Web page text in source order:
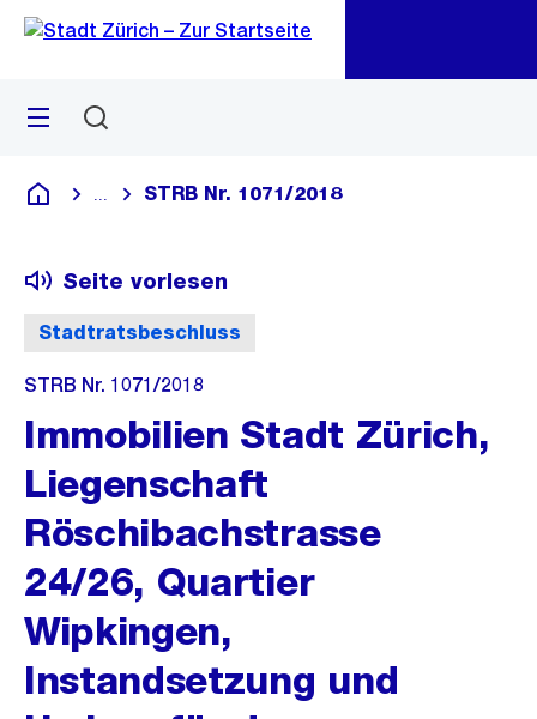
Navigation
Sprunglink
Menü
Deutsch
Blende alle Breadcrumbs ein
STRB Nr. 1071/2018
Stadtratsbeschluss
Seite vorlesen
STRB Nr. 1071/2018
Immobilien Stadt Zürich,
Liegenschaft
Röschibachstrasse
24/26, Quartier
Wipkingen,
Instandsetzung und